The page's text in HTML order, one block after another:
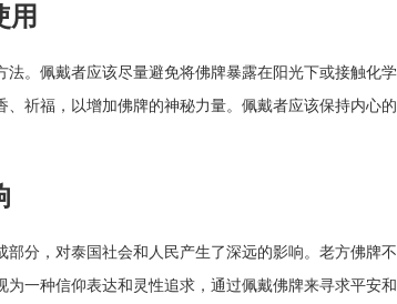
用
法。佩戴者应该尽量避免将佛牌暴露在阳光下或接触化
祈福，以增加佛牌的神秘力量。佩戴者应该保持内心
部分，对泰国社会和人民产生了深远的影响。老方佛牌
一种信仰表达和灵性追求，通过佩戴佛牌来寻求平安